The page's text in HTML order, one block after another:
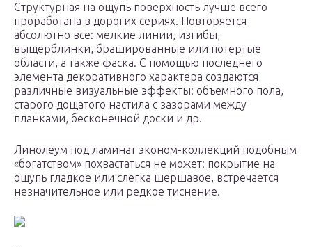
Структурная на ощупь поверхность лучше всего
проработана в дорогих сериях. Повторяется
абсолютно все: мелкие линии, изгибы,
выщерблинки, брашированные или потертые
области, а также фаска. С помощью последнего
элемента декоративного характера создаются
различные визуальные эффекты: объемного пола,
старого дощатого настила с зазорами между
планками, бесконечной доски и др.
Линолеум под ламинат эконом-коллекций подобным
«богатством» похвастаться не может: покрытие на
ощупь гладкое или слегка шершавое, встречается
незначительное или редкое тиснение.